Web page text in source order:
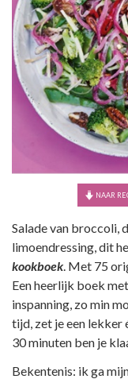
NAAR
Salade van broccoli,
limoendressing, dit
kookboek. Met 75
Een heerlijk boek
inspanning, zo min
tijd, zet je een lekker
30 minuten ben je
Bekentenis: ik ga